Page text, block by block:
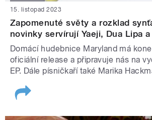
15. listopad 2023
Zapomenuté světy a rozklad
novinky servírují Yaeji, Dua Lipa
Domácí hudebnice Maryland má
oficiální release a připravuje nás na
EP. Dále písničkaří také Marika